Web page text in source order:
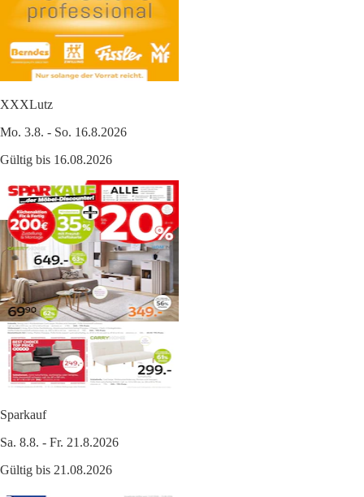
XXXLutz
Mo. 3.8. - So. 16.8.2026
Gültig bis 16.08.2026
Sparkauf
Sa. 8.8. - Fr. 21.8.2026
Gültig bis 21.08.2026